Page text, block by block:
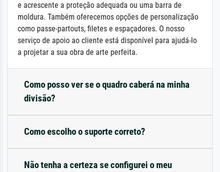
e acrescente a proteção adequada ou uma barra de
moldura. Também oferecemos opções de personalização
como passe-partouts, filetes e espaçadores. O nosso
serviço de apoio ao cliente está disponível para ajudá-lo
a projetar a sua obra de arte perfeita.
Como posso ver se o quadro caberá na minha
divisão?
Como escolho o suporte correto?
Não tenha a certeza se configurei o meu